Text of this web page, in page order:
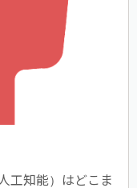
工知能）はどこま